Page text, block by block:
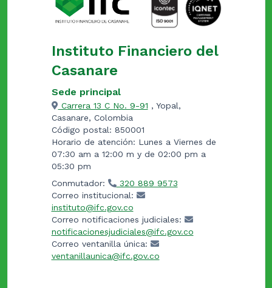
Instituto Financiero del
Casanare
Sede principal
Carrera 13 C No. 9-91 , Yopal,
Casanare, Colombia
Código postal: 850001
Horario de atención: Lunes a Viernes de
07:30 am a 12:00 m y de 02:00 pm a
05:30 pm
Conmutador:
320 889 9573
Correo institucional:
instituto@ifc.gov.co
Correo notificaciones judiciales:
notificacionesjudiciales@ifc.gov.co
Correo ventanilla única:
ventanillaunica@ifc.gov.co